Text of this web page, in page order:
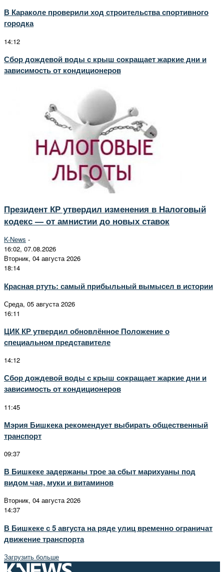
В Караколе проверили ход строительства спортивного
городка
14:12
Сбор дождевой воды с крыш сокращает жаркие дни и
зависимость от кондиционеров
Президент КР утвердил изменения в Налоговый
кодекс — от амнистии до новых ставок
K-News -
16:02, 07.08.2026
Вторник, 04 августа 2026
18:14
Красная ртуть: самый прибыльный вымысел в истории
Среда, 05 августа 2026
16:11
ЦИК КР утвердил обновлённое Положение о
специальном представителе
14:12
Сбор дождевой воды с крыш сокращает жаркие дни и
зависимость от кондиционеров
11:45
Мэрия Бишкека рекомендует выбирать общественный
транспорт
09:37
В Бишкеке задержаны трое за сбыт марихуаны под
видом чая, муки и витаминов
Вторник, 04 августа 2026
14:37
В Бишкеке с 5 августа на ряде улиц временно ограничат
движение транспорта
Загрузить больше